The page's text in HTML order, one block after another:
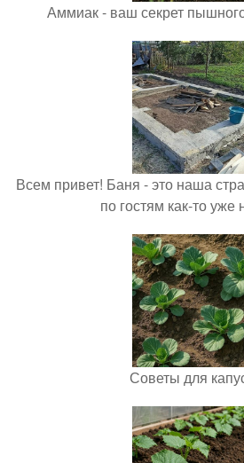
Аммиак - ваш секрет
Всем привет! Баня - это наша
по гостям как-то уже
Советы для